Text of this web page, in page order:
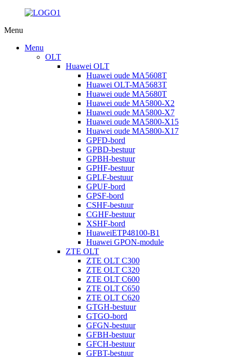
Menu
Menu
OLT
Huawei OLT
Huawei oude MA5608T
Huawei OLT-MA5683T
Huawei oude MA5680T
Huawei oude MA5800-X2
Huawei oude MA5800-X7
Huawei oude MA5800-X15
Huawei oude MA5800-X17
GPFD-bord
GPBD-bestuur
GPBH-bestuur
GPHF-bestuur
GPLF-bestuur
GPUF-bord
GPSF-bord
CSHF-bestuur
CGHF-bestuur
XSHF-bord
HuaweiETP48100-B1
Huawei GPON-module
ZTE OLT
ZTE OLT C300
ZTE OLT C320
ZTE OLT C600
ZTE OLT C650
ZTE OLT C620
GTGH-bestuur
GTGO-bord
GFGN-bestuur
GFBH-bestuur
GFCH-bestuur
GFBT-bestuur